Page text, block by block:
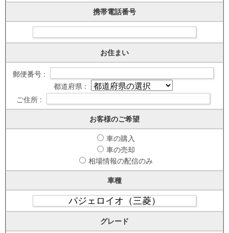
携帯電話番号
お住まい
郵便番号 :
都道府県 :
ご住所 :
お客様のご希望
車の購入
車の売却
相場情報の配信のみ
車種
グレード